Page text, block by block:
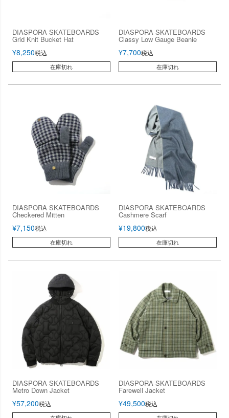
DIASPORA SKATEBOARDS
Grid Knit Bucket Hat
¥8,250税込
在庫切れ
DIASPORA SKATEBOARDS
Classy Low Gauge Beanie
¥7,700税込
在庫切れ
DIASPORA SKATEBOARDS
Checkered Mitten
¥7,150税込
在庫切れ
DIASPORA SKATEBOARDS
Cashmere Scarf
¥19,800税込
在庫切れ
DIASPORA SKATEBOARDS
Metro Down Jacket
¥57,200税込
DIASPORA SKATEBOARDS
Farewell Jacket
¥49,500税込